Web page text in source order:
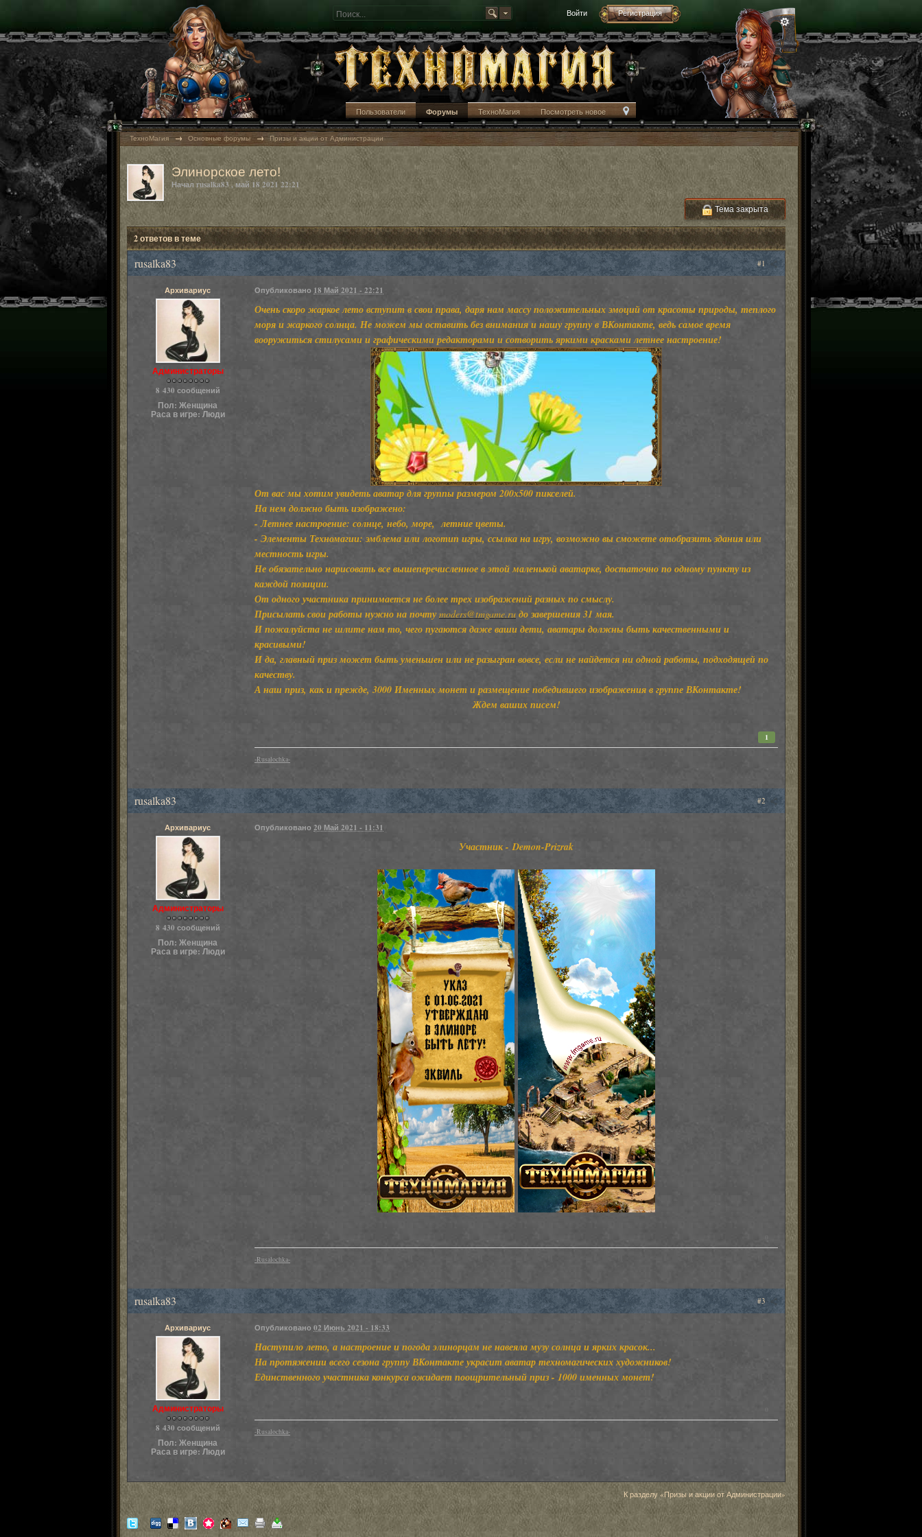
Войти Регистрация
Посмотреть новое
ТехноМагия
Форумы
Пользователи
ТехноМагия → Основные форумы → Призы и акции от Администрации
Элинорское лето!
Началrusalka83 ,май 18 2021 22:21
Тема закрыта
2 ответов в теме
#1
rusalka83
Архивариус
Администраторы
8 430 сообщений
Пол: Женщина
Раса в игре: Люди
Опубликовано 18 Май 2021 - 22:21
Очень скоро жаркое лето вступит в свои права, даря нам массу положительных эмоций от красоты природы, теплого
моря и жаркого солнца. Не можем мы оставить без внимания и нашу группу в ВКонтакте, ведь самое время
вооружиться стилусами и графическими редакторами и сотворить яркими красками летнее настроение!
От вас мы хотим увидеть аватар для группы размером 200х500 пикселей.
На нем должно быть изображено:
- Летнее настроение: солнце, небо, море, летние цветы.
- Элементы Техномагии: эмблема или логотип игры, ссылка на игру, возможно вы сможете отобразить здания или
местность игры.
Не обязательно нарисовать все вышеперечисленное в этой маленькой аватарке, достаточно по одному пункту из
каждой позиции.
От одного участника принимается не более трех изображений разных по смыслу.
Присылать свои работы нужно на почтуmoders@tmgame.ru до завершения 31 мая.
И пожалуйста не шлите нам то, чего пугаются даже ваши дети, аватары должны быть качественными и
красивыми!
И да, главный приз может быть уменьшен или не разыгран вовсе, если не найдется ни одной работы, подходящей по
качеству.
А наш приз, как и прежде, 3000 Именных монет и размещение победившего изображения в группе ВКонтакте!
Ждем ваших писем!
1
-Rusalochka-
#2
rusalka83
Архивариус
Администраторы
8 430 сообщений
Пол: Женщина
Раса в игре: Люди
Опубликовано 20 Май 2021 - 11:31
Участник - Demon-Prizrak
-Rusalochka-
#3
rusalka83
Архивариус
Администраторы
8 430 сообщений
Пол: Женщина
Раса в игре: Люди
Опубликовано 02 Июнь 2021 - 18:33
Наступило лето, а настроение и погода элинорцам не навеяла музу солнца и ярких красок...
На протяжении всего сезона группу ВКонтакте украсит аватар техномагических художников!
Единственного участника конкурса ожидает поощрительный приз - 1000 именных монет!
-Rusalochka-
К разделу «Призы и акции от Администрации»